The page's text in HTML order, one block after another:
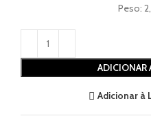
Peso:
ADICIONAR
Adicionar à